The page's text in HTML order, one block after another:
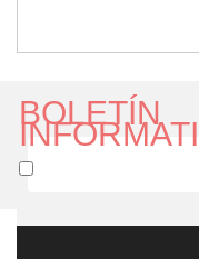
BOLETÍN